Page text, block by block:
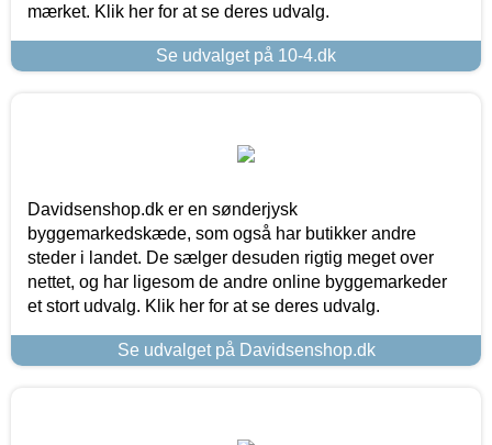
mærket. Klik her for at se deres udvalg.
Se udvalget på 10-4.dk
Davidsenshop.dk er en sønderjysk
byggemarkedskæde, som også har butikker andre
steder i landet. De sælger desuden rigtig meget over
nettet, og har ligesom de andre online byggemarkeder
et stort udvalg. Klik her for at se deres udvalg.
Se udvalget på Davidsenshop.dk